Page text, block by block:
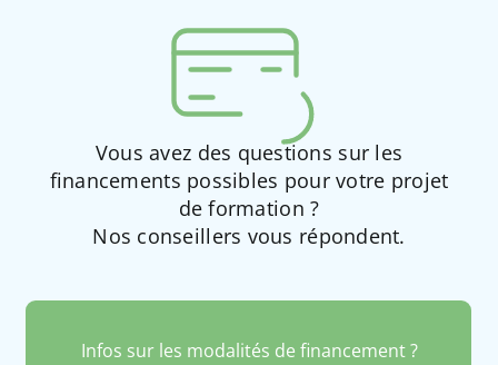
Vous avez des questions sur les
financements possibles pour votre projet
de formation ?
Nos conseillers vous répondent.
Infos sur les modalités de financement ?